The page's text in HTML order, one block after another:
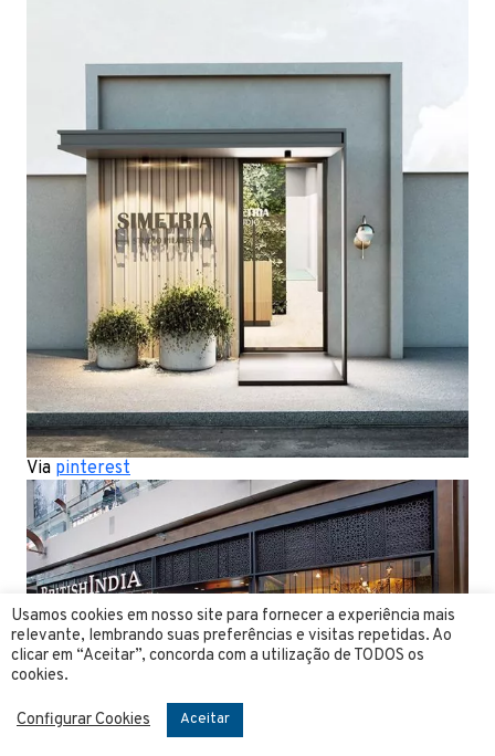
Via pinterest
Usamos cookies em nosso site para fornecer a experiência mais
relevante, lembrando suas preferências e visitas repetidas. Ao
clicar em “Aceitar”, concorda com a utilização de TODOS os
cookies.
Configurar Cookies Aceitar